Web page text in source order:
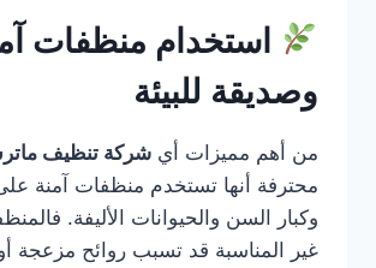
استخدام منظفات
وصديقة للبيئة
من أهم مميزات أي شركة تنظيف
محترفة أنها تستخدم منظفات آمنة
وكبار السن والحيوانات الأليفة.
غير المناسبة قد تسبب روائح مزعجة